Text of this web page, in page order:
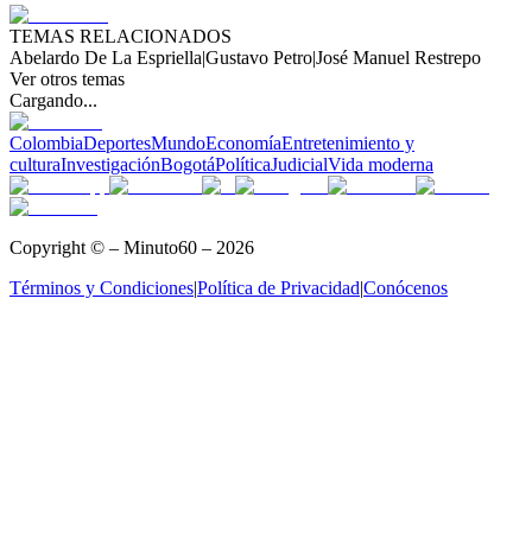
TEMAS RELACIONADOS
Abelardo De La Espriella|Gustavo Petro|José Manuel Restrepo
Ver otros temas
Cargando...
ColombiaDeportesMundoEconomíaEntretenimiento y
culturaInvestigaciónBogotáPolíticaJudicialVida moderna
Copyright © – Minuto60 – 2026
Términos y Condiciones|Política de Privacidad|Conócenos